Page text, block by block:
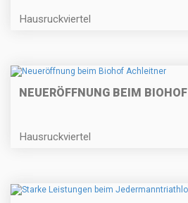
Hausruckviertel
NEUERÖFFNUNG BEIM
Hausruckviertel